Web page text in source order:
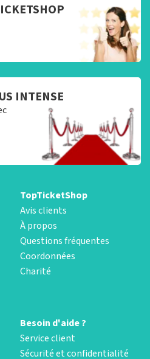
INTENSE
TopTicketShop
Avis clients
À propos
Questions fréquentes
Coordonnées
Charité
Besoin d'aide ?
Service client
Sécurité et confidentialité